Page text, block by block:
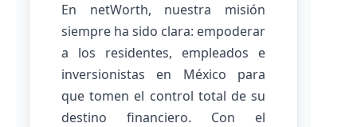
En netWorth, nuestra misión
siempre ha sido clara: empoderar
a los residentes, empleados e
inversionistas en México para
que tomen el control total de su
destino financiero. Con el